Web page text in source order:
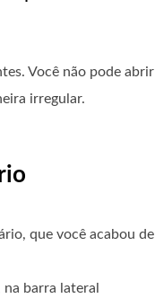
Você não pode abrir
irregular.
que você acabou de
barra lateral